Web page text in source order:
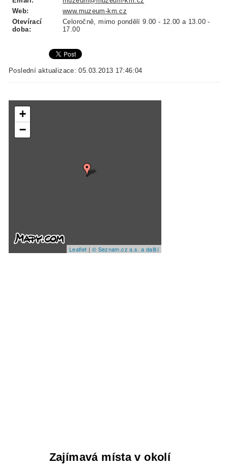
Web:
www.muzeum-km.cz
Otevírací
doba:
Celoročně, mimo pondělí 9.00 - 12.00 a 13.00 -
17.00
Poslední aktualizace: 05.03.2013 17:46:04
+
−
Leaflet | © Seznam.cz a.s. a další
Zajímavá místa v okolí